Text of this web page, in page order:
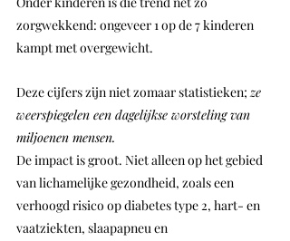
zorgwekkend: ongeveer 1 op de 7 kinderen
kampt met overgewicht.
Deze cijfers zijn niet zomaar statistieken; ze
weerspiegelen een dagelijkse worsteling van
miljoenen mensen.
De impact is groot. Niet alleen op het gebied
van lichamelijke gezondheid, zoals een
verhoogd risico op diabetes type 2, hart- en
vaatziekten, slaapapneu en